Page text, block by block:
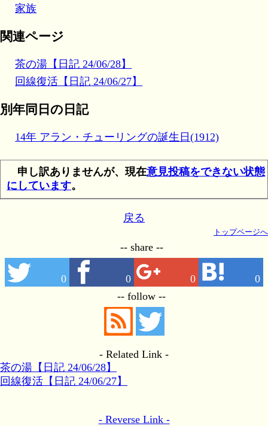
家族
関連ページ
茶の湯【日記 24/06/28】
回線復活【日記 24/06/27】
別年同日の日記
14年 アラン・チューリングの誕生日(1912)
申し訳ありませんが、現在意見投稿をできない状態
にしています。
戻る
トップページへ
-- share --
0 0 0 0
-- follow --
- Related Link -
茶の湯【日記 24/06/28】
回線復活【日記 24/06/27】
- Reverse Link -